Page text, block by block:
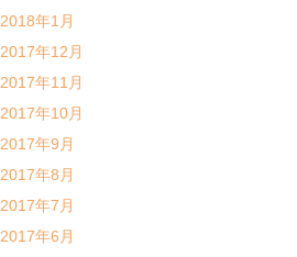
2018年1月
2017年12月
2017年11月
2017年10月
2017年9月
2017年8月
2017年7月
2017年6月